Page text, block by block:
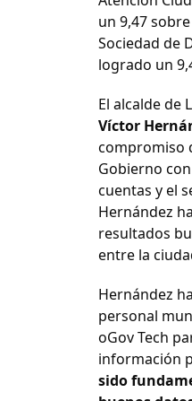
un 9,47
Sociedad de
logrado un
El alcalde de
Víctor
compromiso
Gobierno
cuentas y el
Hernández
resultados
entre la
Hernández
personal
oGov Tech
información
sido